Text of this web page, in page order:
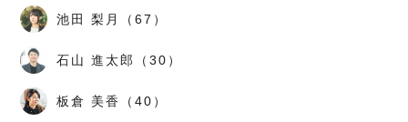
池田 梨月（67）
石山 進太郎（30）
板倉 美香（40）